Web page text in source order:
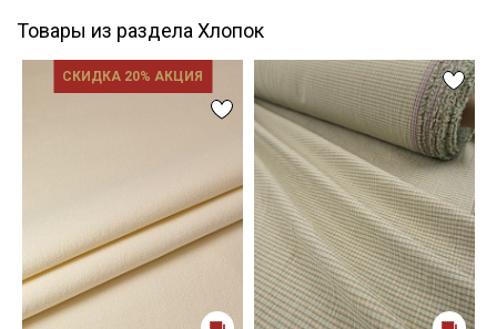
Товары из раздела Хлопок
СКИДКА 20% АКЦИЯ